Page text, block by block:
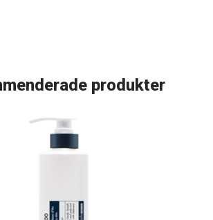
produkter